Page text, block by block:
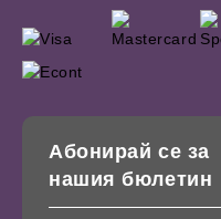
Абонирай се за
нашия бюлетин